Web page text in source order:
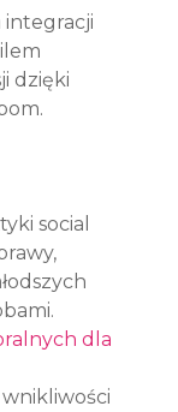
integracji
dzięki
social
dla